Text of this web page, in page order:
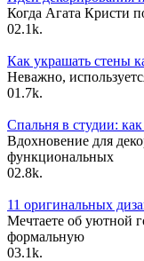
Когда Агата Кристи
02.1k.
Как украшать стены
Неважно,
01.7k.
Спальня в студии:
Вдохновение для
функциональных
02.8k.
11 оригинальных
Мечтаете об уютной
формальную
03.1k.